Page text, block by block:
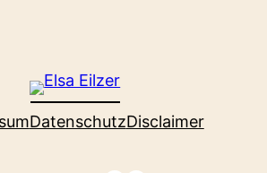
DatenschutzDisclaimer